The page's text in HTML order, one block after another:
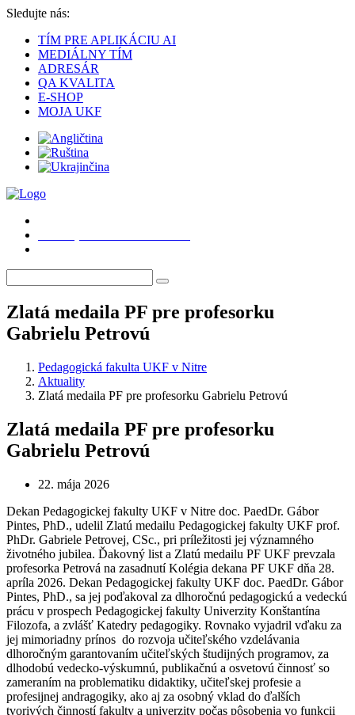
Sledujte nás:
TÍM PRE APLIKÁCIU AI
MEDIÁLNY TÍM
ADRESÁR
QA KVALITA
E-SHOP
MOJA UKF
Zlatá medaila PF pre profesorku
Gabrielu Petrovú
Pedagogická fakulta UKF v Nitre
Aktuality
Zlatá medaila PF pre profesorku Gabrielu Petrovú
Zlatá medaila PF pre profesorku
Gabrielu Petrovú
22. mája 2026
Dekan Pedagogickej fakulty UKF v Nitre doc. PaedDr. Gábor
Pintes, PhD., udelil Zlatú medailu Pedagogickej fakulty UKF prof.
PhDr. Gabriele Petrovej, CSc., pri príležitosti jej významného
životného jubilea. Ďakovný list a Zlatú medailu PF UKF prevzala
profesorka Petrová na zasadnutí Kolégia dekana PF UKF dňa 28.
apríla 2026. Dekan Pedagogickej fakulty UKF doc. PaedDr. Gábor
Pintes, PhD., sa jej poďakoval za dlhoročnú pedagogickú a vedeckú
prácu v prospech Pedagogickej fakulty Univerzity Konštantína
Filozofa, a zvlášť Katedry pedagogiky. Rovnako vyjadril vďaku za
jej mimoriadny prínos do rozvoja učiteľského vzdelávania
dlhoročným garantovaním učiteľských študijných programov, za
dlhodobú vedecko-výskumnú, publikačnú a osvetovú činnosť so
zameraním na problematiku didaktiky, učiteľskej profesie a
profesijnej andragogiky, ako aj za osobný vklad do ďalších
tvorivých činností fakulty a univerzity počas pôsobenia vo funkcii